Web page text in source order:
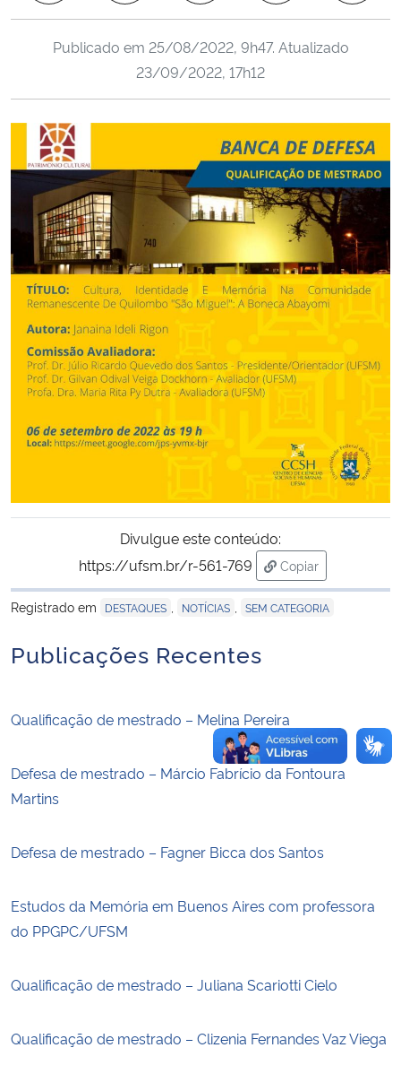
Ministério da Ciência, Tecnologia, Inovações e Comunicações
Ministério do Meio Ambiente
Ministério do Turismo
Ministério do Desenvolvimento Regional
Controladoria-Geral da União
Ministério da Mulher, da Família e dos Direitos Humanos
Secretaria-Geral
Gabinete de Segurança Institucional
Advocacia-Geral da União
Publicado em 25/08/2022, 9h47. Atualizado
23/09/2022, 17h12
Divulgue este conteúdo:
https://ufsm.br/r-561-769
Copiar
para área de
Registrado em
DESTAQUES NOTÍCIAS SEM CATEGORIA
Publicações Recentes
Qualificação de mestrado – Melina Pereira
Defesa de mestrado – Márcio Fabrício da Fontoura
Martins
Defesa de mestrado – Fagner Bicca dos Santos
Estudos da Memória em Buenos Aires com professora
do PPGPC/UFSM
Qualificação de mestrado – Juliana Scariotti Cielo
Qualificação de mestrado – Clizenia Fernandes Vaz Viega